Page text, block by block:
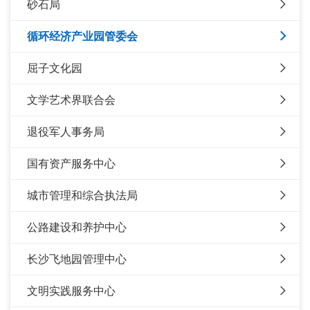
砂石局
循环经济产业园管委会
屈子文化园
文学艺术界联合会
退役军人事务局
国有资产服务中心
城市管理和综合执法局
公路建设和养护中心
长沙飞地园管理中心
文明实践服务中心